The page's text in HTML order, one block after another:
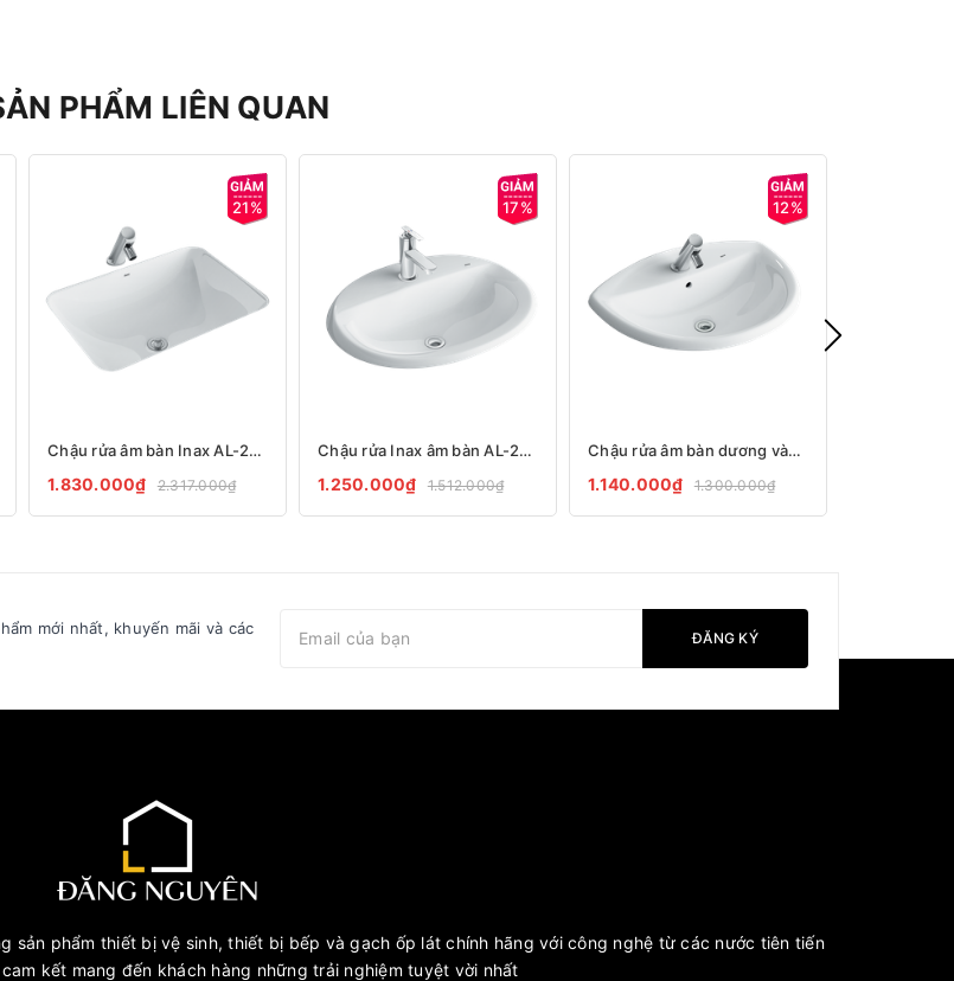
PHẨM LIÊN QUAN
21%
Chậu rửa âm bàn Inax AL-2298V
1.830.000₫ 2.317.000₫
17%
Chậu rửa Inax âm bàn AL-2395V
1.250.000₫ 1.512.000₫
12%
Chậu rửa âm bàn dương vành Inax AL-2396V (EC/FC)
1.140.000₫ 1.300.000₫
mới nhất, khuyến mãi và các
ĐĂNG KÝ
sản phẩm thiết bị vệ sinh, thiết bị bếp và gạch ốp lát chính hãng với công nghệ từ các nước tiên tiến
kết mang đến khách hàng những trải nghiệm tuyệt vời nhất